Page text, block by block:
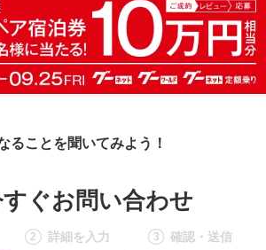
ることを聞いてみよう！
ぐお問い合わせ
2 詳細を入力 3 確認・送信